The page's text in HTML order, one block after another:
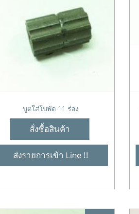
บูตใส่ใบพัด 11 ร่อง
สั่งซื้อสินค้า
ส่งรายการเข้า Line !!